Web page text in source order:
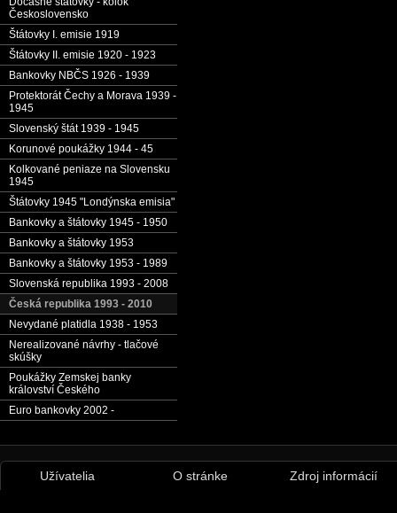
Československo
Štátovky I. emisie 1919
Štátovky II. emisie 1920 - 1923
Bankovky NBČS 1926 - 1939
Protektorát Čechy a Morava 1939 -
1945
Slovenský štát 1939 - 1945
Korunové poukážky 1944 - 45
Kolkované peniaze na Slovensku
1945
Štátovky 1945 "Londýnska emisia"
Bankovky a štátovky 1945 - 1950
Bankovky a štátovky 1953
Bankovky a štátovky 1953 - 1989
Slovenská republika 1993 - 2008
Česká republika 1993 - 2010
Nevydané platidla 1938 - 1953
Nerealizované návrhy - tlačové
skúšky
Poukážky Zemskej banky
království Českého
Euro bankovky 2002 -
Užívatelia O stránke Zdroj informácií